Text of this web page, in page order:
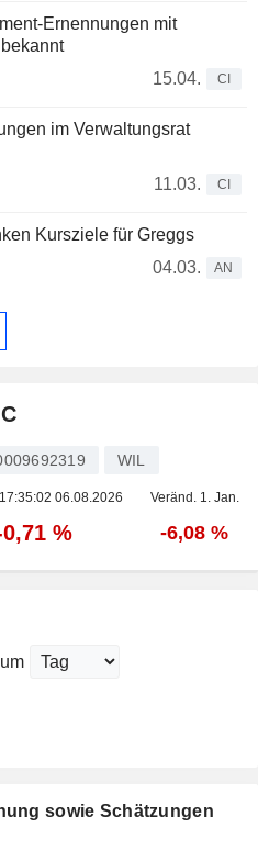
Ernennungen mit
15.04.
CI
im Verwaltungsrat
11.03.
CI
Kursziele für Greggs
04.03.
AN
WIL
17:35:02 06.08.2026 Veränd. 1. Jan.
% -6,08 %
sowie Schätzungen